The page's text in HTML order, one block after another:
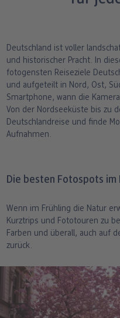
Analog
hexxas
Poster mit
Schule &
Baby &
Für
Art Prints
Haustier
Karte
Foto- &
Markt
Deutschland ist voller
und historischer Pracht. In
fotogensten Reiseziele
und aufgeteilt in Nord, Ost,
Smartphone, wann die
Von der Nordseeküste bis zu
Deutschlandreise und finde
Aufnahmen.
Die besten Fotospots im
Wenn im Frühling die Natur
Kurztrips und Fototouren zu
Farben und überall, auch auf
zurück.